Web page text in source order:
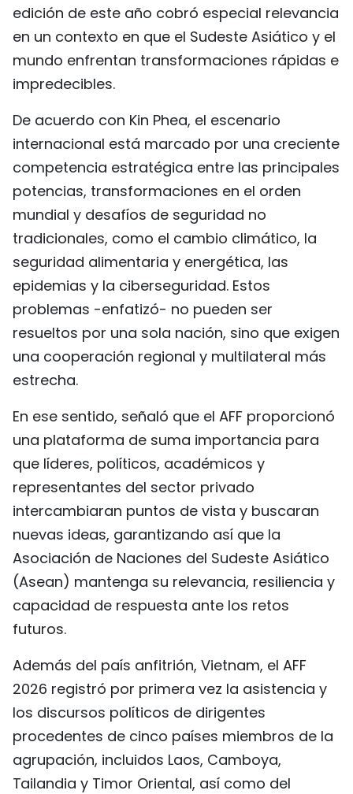
edición de este año cobró especial relevancia
en un contexto en que el Sudeste Asiático y el
mundo enfrentan transformaciones rápidas e
impredecibles.
De acuerdo con Kin Phea, el escenario
internacional está marcado por una creciente
competencia estratégica entre las principales
potencias, transformaciones en el orden
mundial y desafíos de seguridad no
tradicionales, como el cambio climático, la
seguridad alimentaria y energética, las
epidemias y la ciberseguridad. Estos
problemas -enfatizó- no pueden ser
resueltos por una sola nación, sino que exigen
una cooperación regional y multilateral más
estrecha.
En ese sentido, señaló que el AFF proporcionó
una plataforma de suma importancia para
que líderes, políticos, académicos y
representantes del sector privado
intercambiaran puntos de vista y buscaran
nuevas ideas, garantizando así que la
Asociación de Naciones del Sudeste Asiático
(Asean) mantenga su relevancia, resiliencia y
capacidad de respuesta ante los retos
futuros.
Además del país anfitrión, Vietnam, el AFF
2026 registró por primera vez la asistencia y
los discursos políticos de dirigentes
procedentes de cinco países miembros de la
agrupación, incluidos Laos, Camboya,
Tailandia y Timor Oriental, así como del